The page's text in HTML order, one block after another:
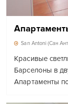
San Antoni (Сан
Красивые
Барселоны в
Апартаменты